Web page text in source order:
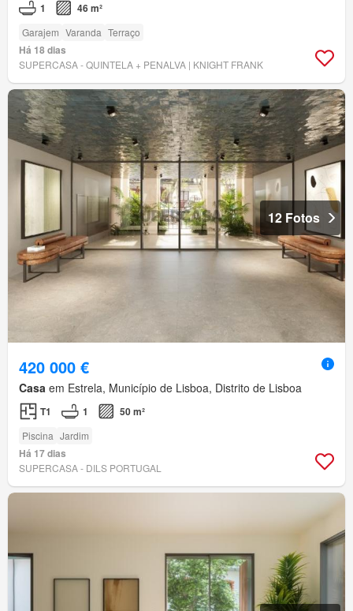
1 46 m²
Garajem Varanda Terraço
Há 18 dias
SUPERCASA - QUINTELA + PENALVA | KNIGHT FRANK
12 Fotos
420 000 €
Casa em Estrela, Município de Lisboa, Distrito de Lisboa
T1 1 50 m²
Piscina Jardim
Há 17 dias
SUPERCASA - DILS PORTUGAL